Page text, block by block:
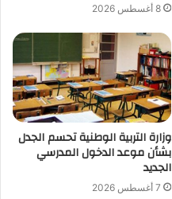
8 أغسطس 2026
وزارة التربية الوطنية تحسم الجدل
بشأن موعد الدخول المدرسي
الجديد
7 أغسطس 2026